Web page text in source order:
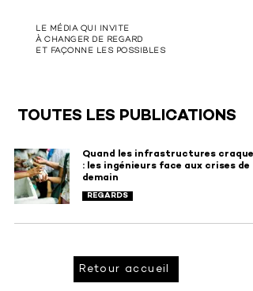
LE MÉDIA QUI INVITE
À CHANGER DE REGARD
ET FAÇONNE LES POSSIBLES
TOUTES LES PUBLICATIONS
Quand les infrastructures
: les ingénieurs face aux crises de
demain
REGARDS
Retour accueil